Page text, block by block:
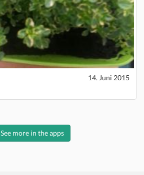
14. Juni 2015
See more in the apps